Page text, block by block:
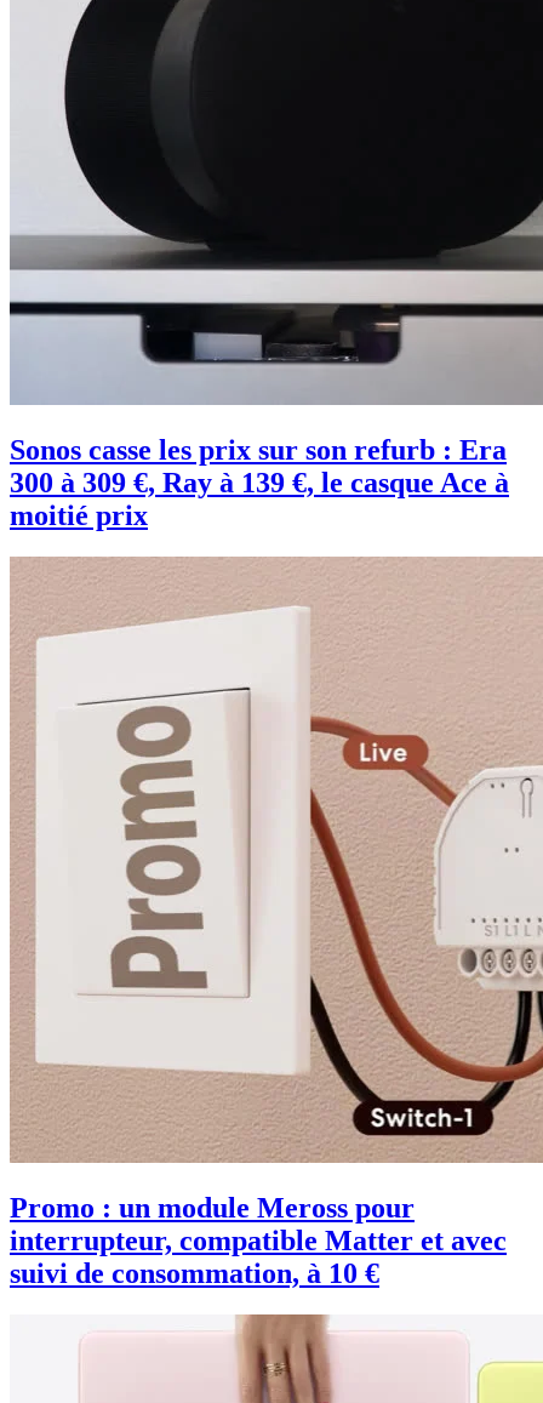
Sonos casse les prix sur son refurb : Era
300 à 309 €, Ray à 139 €, le casque Ace à
moitié prix
Promo : un module Meross pour
interrupteur, compatible Matter et avec
suivi de consommation, à 10 €